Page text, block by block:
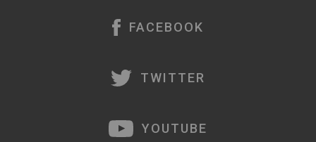
FACEBOOK
TWITTER
YOUTUBE